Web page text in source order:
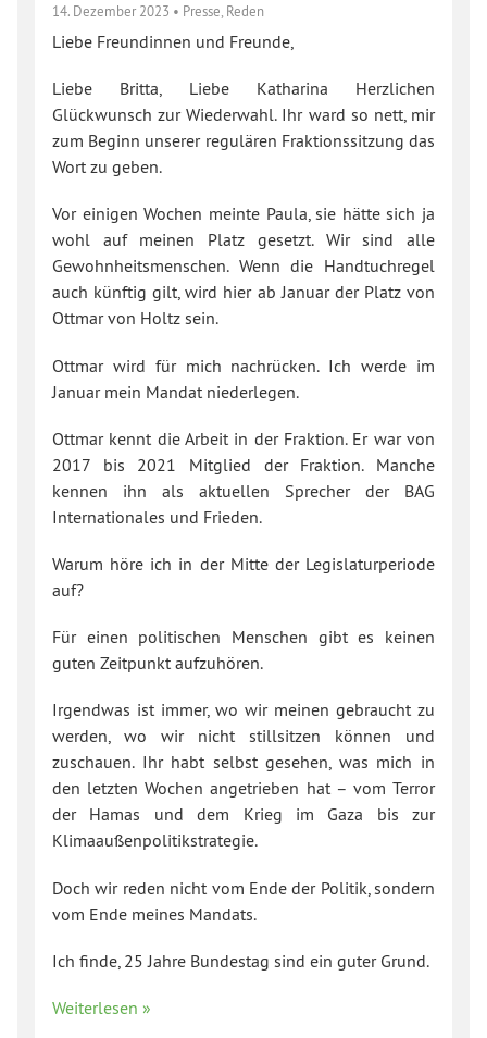
14. Dezember 2023 • Presse Reden
Liebe Freundinnen und Freunde,
Liebe Britta, Liebe Katharina Herzlichen
Glückwunsch zur Wiederwahl. Ihr ward so nett, mir
zum Beginn unserer regulären Fraktionssitzung das
Wort zu geben.
Vor einigen Wochen meinte Paula, sie hätte sich ja
wohl auf meinen Platz gesetzt. Wir sind alle
Gewohnheitsmenschen. Wenn die Handtuchregel
auch künftig gilt, wird hier ab Januar der Platz von
Ottmar von Holtz sein.
Ottmar wird für mich nachrücken. Ich werde im
Januar mein Mandat niederlegen.
Ottmar kennt die Arbeit in der Fraktion. Er war von
2017 bis 2021 Mitglied der Fraktion. Manche
kennen ihn als aktuellen Sprecher der BAG
Internationales und Frieden.
Warum höre ich in der Mitte der Legislaturperiode
auf?
Für einen politischen Menschen gibt es keinen
guten Zeitpunkt aufzuhören.
Irgendwas ist immer, wo wir meinen gebraucht zu
werden, wo wir nicht stillsitzen können und
zuschauen. Ihr habt selbst gesehen, was mich in
den letzten Wochen angetrieben hat – vom Terror
der Hamas und dem Krieg im Gaza bis zur
Klimaaußenpolitikstrategie.
Doch wir reden nicht vom Ende der Politik, sondern
vom Ende meines Mandats.
Ich finde, 25 Jahre Bundestag sind ein guter Grund.
Weiterlesen »